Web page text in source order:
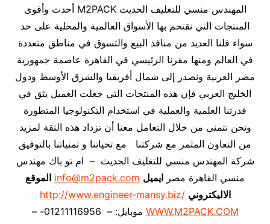
المهندس منسي للتغليف الحديث M2PACK أحدث وأقوى
المنتجات التي نقتحم بها الأسواق العالمية والمحلية على حد
سواء فلنا العديد من منافذ البيع والتسوق في مناطق متعددة
في العالم ومنها مقرنا الرئيسي في القاهرة عاصمة جمهورية
مصر العربية ونصدر إلى شمال أفريقيا والشرق الأوسط ودول
الخليج العربي فإن هذه المنتجات التي جعلت العميل يثق في
قدرتنا العلمية والعملية في استخدام التكنولوجيا المتطورة
ونحن نتمنى من خلال التعامل معنا أن تزداد هذه الثقة لمزيد
من التعاون المثمر مع شركتنا مع تحياتنا و تمنياتنا بالتوفيق
شركة المهندس منسي للتغليف الحديث – ام تو باك مهندس
منسي القاهرة مصر ايميل info@m2pack.com الموقع
الاليكتروني http://www.engineer-mansy.biz/
WWW.M2PACK.COM
موبايل: – 01211116956- –